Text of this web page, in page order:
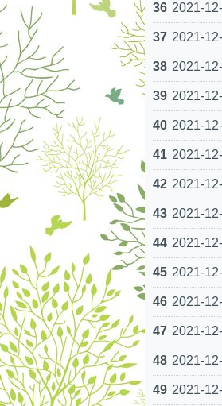
36 2021-
37 2021-
38 2021-
39 2021-
40 2021-
41 2021-
42 2021-
43 2021-
44 2021-
45 2021-
46 2021-
47 2021-
48 2021-
49 2021-